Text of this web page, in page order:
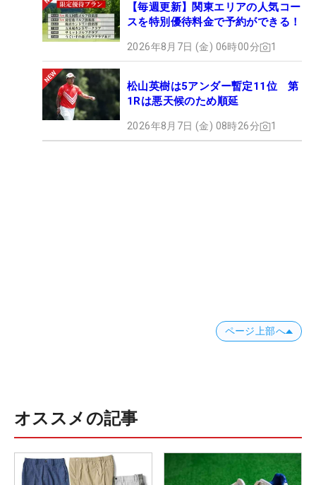
【毎週更新】関東エリアの人気コー
スを特別優待料金で予約ができる！
2026年8月7日 (金) 06時00分 1
松山英樹は5アンダー暫定11位 第
1Rは悪天候のため順延
2026年8月7日 (金) 08時26分 1
ページ上部へ
オススメの記事